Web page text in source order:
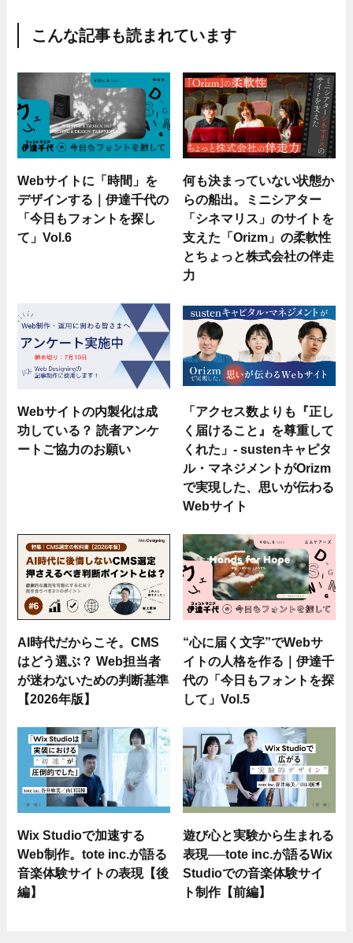
こんな記事も読まれています
Webサイトに「時間」を
デザインする｜伊達千代の
「今日もフォントを探し
て」Vol.6
何も決まっていない状態か
らの船出。ミニシアター
「シネマリス」のサイトを
支えた「Orizm」の柔軟性
とちょっと株式会社の伴走
力
Webサイトの内製化は成
功している？ 読者アンケ
ートご協力のお願い
「アクセス数よりも『正し
く届けること』を尊重して
くれた」- sustenキャピタ
ル・マネジメントがOrizm
で実現した、思いが伝わる
Webサイト
AI時代だからこそ。CMS
はどう選ぶ？ Web担当者
が迷わないための判断基準
【2026年版】
“心に届く文字”でWebサ
イトの人格を作る｜伊達千
代の「今日もフォントを探
して」Vol.5
Wix Studioで加速する
Web制作。tote inc.が語る
音楽体験サイトの表現【後
編】
遊び心と実験から生まれる
表現──tote inc.が語るWix
Studioでの音楽体験サイ
ト制作【前編】